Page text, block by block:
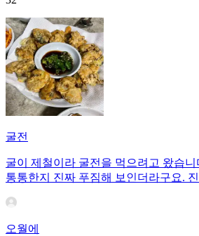
굴전
굴이 제철이라 굴전을 먹으려고 왔습니
통통한지 진짜 푸짐해 보인더라구요.
오월에